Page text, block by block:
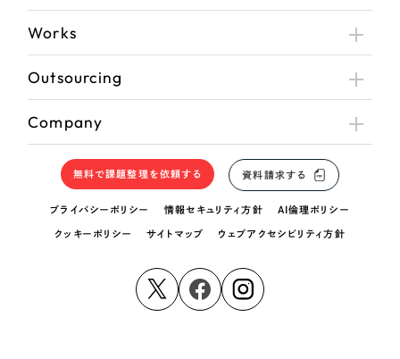
Works
Outsourcing
Company
無料で課題整理を依頼する 資料請求する
プライバシーポリシー 情報セキュリティ方針 AI倫理ポリシー
クッキーポリシー サイトマップ ウェブアクセシビリティ方針